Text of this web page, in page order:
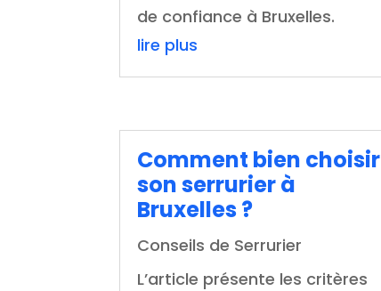
de confiance à Bruxelles.
lire plus
Comment bien choisir
son serrurier à
Bruxelles ?
Conseils de Serrurier
L’article présente les critères